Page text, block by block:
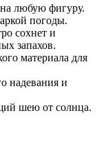
любую фигуру.
погоды.
сохнет и
запахов.
материала для
надевания и
шею от солнца.